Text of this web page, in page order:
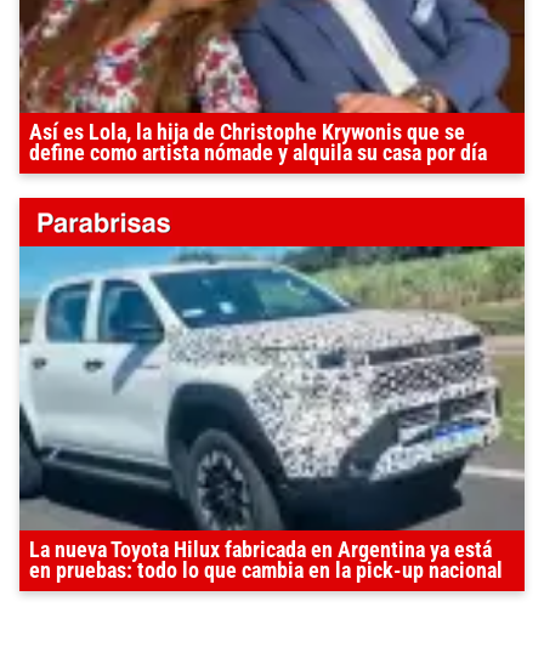
Así es Lola, la hija de Christophe Krywonis que se
define como artista nómade y alquila su casa por día
La nueva Toyota Hilux fabricada en Argentina ya está
en pruebas: todo lo que cambia en la pick-up nacional